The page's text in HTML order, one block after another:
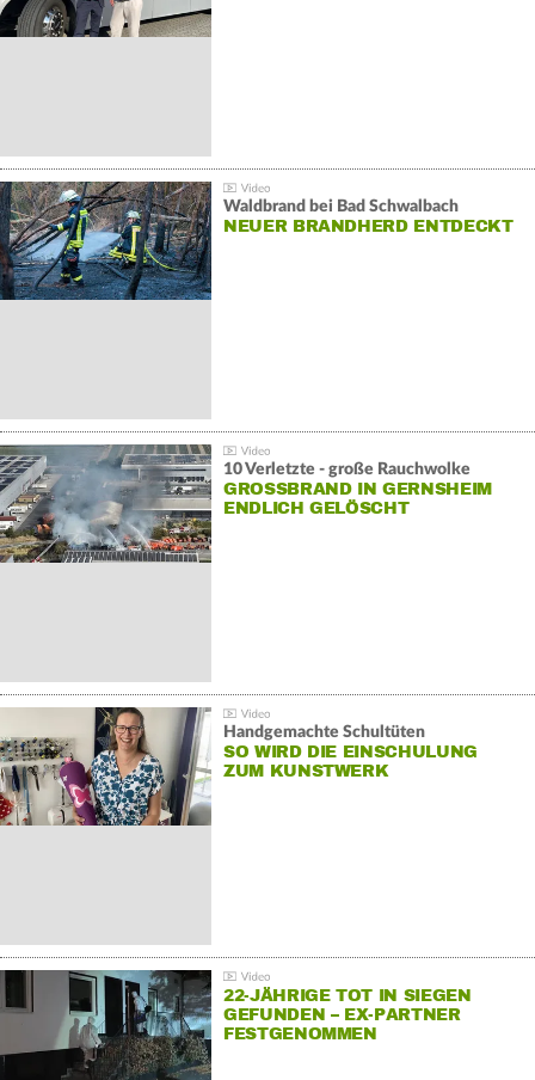
Waldbrand bei Bad Schwalbach
NEUER BRANDHERD ENTDECKT
10 Verletzte - große Rauchwolke
GROSSBRAND IN GERNSHEIM E
NDLICH GELÖSCHT
Handgemachte Schultüten
SO WIRD DIE EINSCHULUNG
ZUM KUNSTWERK
22-JÄHRIGE TOT IN SIEGEN
GEFUNDEN – EX-PARTNER
FESTGENOMMEN